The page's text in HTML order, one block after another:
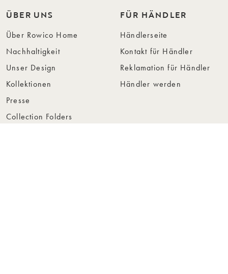
ÜBER UNS
Über Rowico Home
Nachhaltigkeit
Unser Design
Kollektionen
Presse
Collection Folders
FÜR HÄNDLER
Händlerseite
Kontakt für Händler
Reklamation für Händler
Händler werden